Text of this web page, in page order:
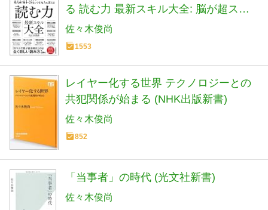
る 読む力 最新スキル大全: 脳が超スピ
ード化し、しかもクリエイティブに動
き出す!
佐々木俊尚
1553
レイヤー化する世界 テクノロジーとの
共犯関係が始まる (NHK出版新書)
佐々木俊尚
852
「当事者」の時代 (光文社新書)
佐々木俊尚